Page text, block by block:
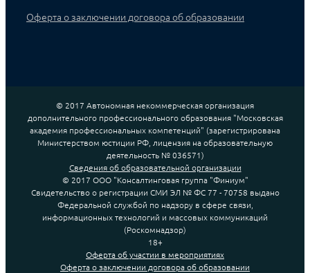
Оферта о заключении договора об образовании
© 2017 Автономная некоммерческая организация
дополнительного профессионального образования "Московская
академия профессиональных компетенций" (зарегистрирована
Министерством юстиции РФ, лицензия на образовательную
деятельность № 036571)
Сведения об образовательной организации
© 2017 ООО "Консалтинговая группа "Финиум"
Свидетельство о регистрации СМИ ЭЛ № ФС 77 - 70758 выдано
Федеральной службой по надзору в сфере связи,
информационных технологий и массовых коммуникаций
(Роскомнадзор)
18+
Оферта об участии в мероприятиях
Оферта о заключении договора об образовании